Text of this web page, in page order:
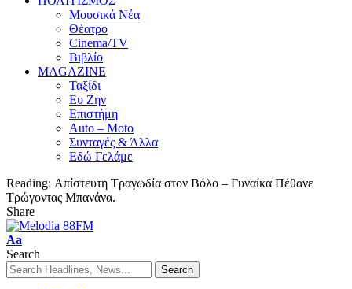
Μουσικά Νέα
Θέατρο
Cinema/TV
Βιβλίο
MAGAZINE
Ταξίδι
Ευ Ζην
Επιστήμη
Auto – Moto
Συνταγές & Άλλα
Εδώ Γελάμε
Reading: Απίστευτη Τραγωδία στον Βόλο – Γυναίκα Πέθανε
Τρώγοντας Μπανάνα.
Share
Aa
Search